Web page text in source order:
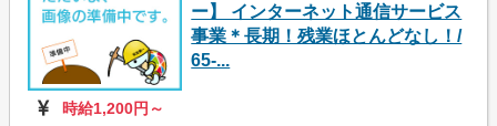
ー】 インターネット通信サービス
事業＊長期！残業ほとんどなし！/
65-...
時給1,200円～